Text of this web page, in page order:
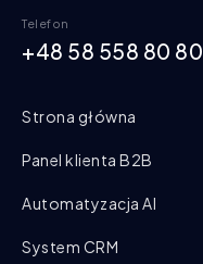
Telefon
+48 58 558 80 80
Strona główna
Panel klienta B2B
Automatyzacja AI
System CRM